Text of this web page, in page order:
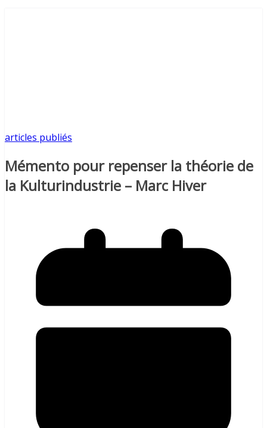
articles publiés
Mémento pour repenser la théorie de
la Kulturindustrie – Marc Hiver